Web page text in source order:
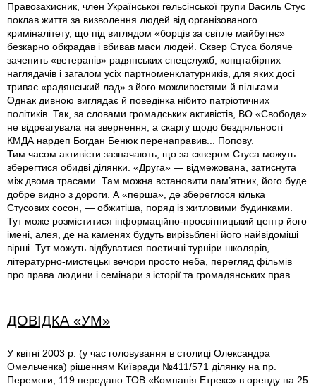
Правозахисник, член Української гельсінської групи Василь Стус
поклав життя за визволення людей від організованого
криміналітету, що під виглядом «борців за світле майбутнє»
безкарно обкрадав і вбивав маси людей. Сквер Стуса боляче
зачепить «ветеранів» радянських спецслужб, концтабірних
наглядачів і загалом усіх партноменклатурників, для яких досі
триває «радянський лад» з його можливостями й пільгами.
Однак дивною виглядає й поведінка нібито патріотичних
політиків. Так, за словами громадських активістів, ВО «Свобода»
не відреагувала на звернення, а скаргу щодо бездіяльності
КМДА нардеп Богдан Бенюк перенаправив... Попову.
Тим часом активісти зазначають, що за сквером Стуса можуть
зберегтися обидві ділянки. «Друга» — відмежована, затиснута
між двома трасами. Там можна встановити пам’ятник, його буде
добре видно з дороги. А «перша», де збереглося кілька
Стусових сосон, — обжитіша, поряд із житловими будинками.
Тут може розміститися інформаційно-просвітницький центр його
імені, алея, де на каменях будуть вирізьблені його найвідоміші
вірші. Тут можуть відбуватися поетичні турніри школярів,
літературно-мистецькі вечори просто неба, перегляд фільмів
про права людини і семінари з історії та громадянських прав.
ДОВІДКА «УМ»
У квітні 2003 р. (у час головування в столиці Олександра
Омельченка) рішенням Київради №411/571 ділянку на пр.
Перемоги, 119 передано ТОВ «Компанія Етрекс» в оренду на 25